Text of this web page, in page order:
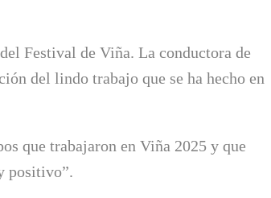
Festival de Viña. La conductora de
del lindo trabajo que se ha hecho en
que trabajaron en Viña 2025 y que
positivo”.